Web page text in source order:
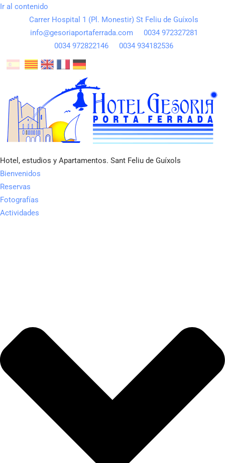
Ir al contenido
Carrer Hospital 1 (Pl. Monestir) St Feliu de Guíxols
info@gesoriaportaferrada.com
0034 972327281
0034 972822146
0034 934182536
Hotel, estudios y Apartamentos. Sant Feliu de Guíxols
Bienvenidos
Reservas
Fotografías
Actividades